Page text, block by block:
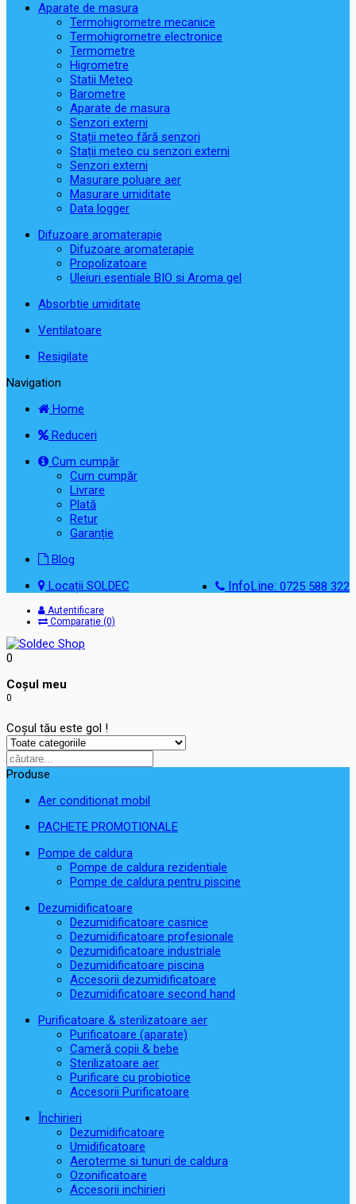
Aparate de masura
Termohigrometre mecanice
Termohigrometre electronice
Termometre
Higrometre
Statii Meteo
Barometre
Aparate de masura
Senzori externi
Stații meteo fără senzori
Stații meteo cu senzori externi
Senzori externi
Masurare poluare aer
Masurare umiditate
Data logger
Difuzoare aromaterapie
Difuzoare aromaterapie
Propolizatoare
Uleiuri esentiale BIO si Aroma gel
Absorbtie umiditate
Ventilatoare
Resigilate
Navigation
Home
Reduceri
Cum cumpăr
Cum cumpăr
Livrare
Plată
Retur
Garanție
Blog
InfoLine: 0725 588 322
Locații SOLDEC
Autentificare
Comparație (0)
0
Coşul meu
0
Coșul tău este gol !
Produse
Aer conditionat mobil
PACHETE PROMOTIONALE
Pompe de caldura
Pompe de caldura rezidentiale
Pompe de caldura pentru piscine
Dezumidificatoare
Dezumidificatoare casnice
Dezumidificatoare profesionale
Dezumidificatoare industriale
Dezumidificatoare piscina
Accesorii dezumidificatoare
Dezumidificatoare second hand
Purificatoare & sterilizatoare aer
Purificatoare (aparate)
Cameră copii & bebe
Sterilizatoare aer
Purificare cu probiotice
Accesorii Purificatoare
Închirieri
Dezumidificatoare
Umidificatoare
Aeroterme si tunuri de caldura
Ozonificatoare
Accesorii inchirieri